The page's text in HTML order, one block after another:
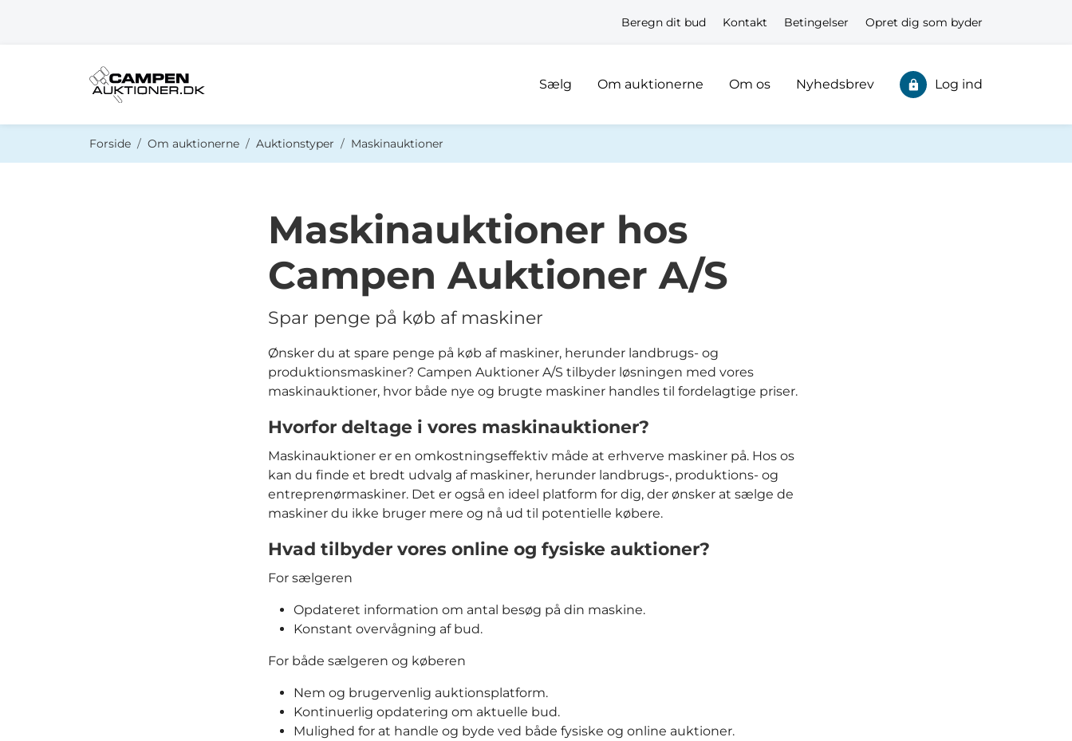
Beregn dit bud Kontakt Betingelser Opret dig som byder
Sælg Om auktionerne Om os Nyhedsbrev Log ind
Forside Om auktionerne Auktionstyper Maskinauktioner
Maskinauktioner hos
Campen Auktioner A/S
Spar penge på køb af maskiner
Ønsker du at spare penge på køb af maskiner, herunder landbrugs- og
produktionsmaskiner? Campen Auktioner A/S tilbyder løsningen med vores
maskinauktioner, hvor både nye og brugte maskiner handles til fordelagtige priser.
Hvorfor deltage i vores maskinauktioner?
Maskinauktioner er en omkostningseffektiv måde at erhverve maskiner på. Hos os
kan du finde et bredt udvalg af maskiner, herunder landbrugs-, produktions- og
entreprenørmaskiner. Det er også en ideel platform for dig, der ønsker at sælge de
maskiner du ikke bruger mere og nå ud til potentielle købere.
Hvad tilbyder vores online og fysiske auktioner?
For sælgeren
Opdateret information om antal besøg på din maskine.
Konstant overvågning af bud.
For både sælgeren og køberen
Nem og brugervenlig auktionsplatform.
Kontinuerlig opdatering om aktuelle bud.
Mulighed for at handle og byde ved både fysiske og online auktioner.